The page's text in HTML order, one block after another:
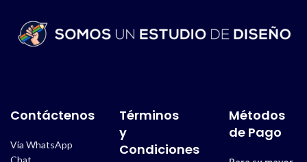
Contáctenos
Vía WhatsApp
Chat
Términos
y
Condiciones
Métodos
de Pago